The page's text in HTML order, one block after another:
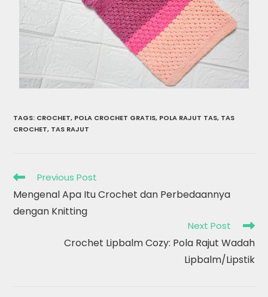
TAGS: CROCHET, POLA CROCHET GRATIS, POLA RAJUT TAS, TAS
CROCHET, TAS RAJUT
Previous Post
Mengenal Apa Itu Crochet dan Perbedaannya
dengan Knitting
Next Post
Crochet Lipbalm Cozy: Pola Rajut Wadah
Lipbalm/Lipstik